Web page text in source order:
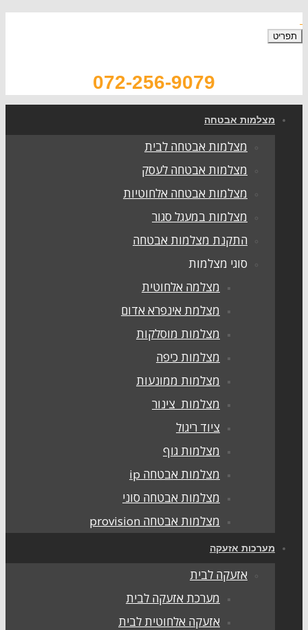
תפריט
072-256-9079
מצלמות אבטחה
מצלמות אבטחה לבית
מצלמות אבטחה לעסק
מצלמות אבטחה אלחוטיות
מצלמות במעגל סגור
התקנת מצלמות אבטחה
סוגי מצלמות
מצלמה אלחוטית
מצלמת אינפרא אדום
מצלמות מוסלקות
מצלמות כיפה
מצלמות ממונעות
מצלמות צינור
ציוד ריגול
מצלמות גוף
מצלמות אבטחה ip
מצלמות אבטחה סוני
מצלמות אבטחה provision
מערכות אזעקה
אזעקה לבית
מערכת אזעקה לבית
אזעקה אלחוטית לבית